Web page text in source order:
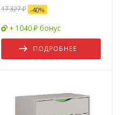
17 327 ₽ -40%
+ 1040 ₽ бонус
ПОДРОБНЕЕ